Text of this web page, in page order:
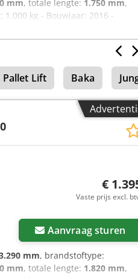
mm, totale lengte: 1.750 mm,
kg - Bouwjaar: 2016 -
aanwezig: Nee - Serienummer:
1000kg - Hefhoogte: 3030mm
560mm - Mast: Duplex -
- └ Capaciteit: 200Ah - └
x 800mm x 1950mm (l x b x h) -
BTW: De getoonde prijs is
en inruil altijd mogelijk van
Pallet Lift Baka
€
Vaste prijs excl.
Aanvraag sturen
mm, brandstoftype:
mm, totale lengte: 1.820 mm,